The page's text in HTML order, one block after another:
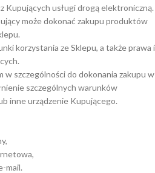
Kupujących usługi drogą elektroniczną.
może dokonać zakupu produktów
korzystania ze Sklepu, a także prawa i
w szczególności do dokonania zakupu w
szczególnych warunków
inne urządzenie Kupującego.
mail.